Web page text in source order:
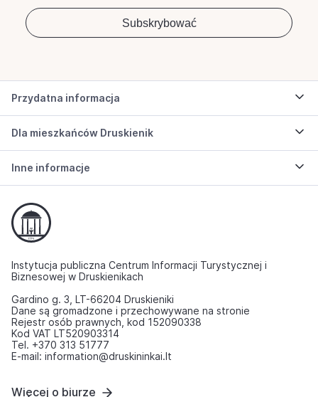
Przydatna informacja
Dla mieszkańców Druskienik
Inne informacje
Instytucja publiczna Centrum Informacji Turystycznej i
Biznesowej w Druskienikach
Gardino g. 3, LT-66204 Druskieniki
Dane są gromadzone i przechowywane na stronie
Rejestr osób prawnych, kod 152090338
Kod VAT LT520903314
Tel. +370 313 51777
E-mail: information@druskininkai.lt
Więcej o biurze